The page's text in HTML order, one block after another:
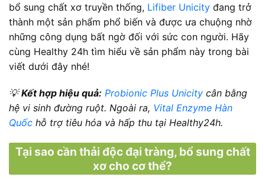
bổ sung chất xơ truyền thống, Lifiber Unicity đang trở
thành một sản phẩm phổ biến và được ưa chuộng nhờ
những công dụng bất ngờ đối với sức con người. Hãy
cùng Healthy 24h tìm hiểu về sản phẩm này trong bài
viết dưới đây nhé!
💡Kết hợp hiệu quả: Probionic Plus Unicity cân bằng
hệ vi sinh đường ruột. Ngoài ra, Vital Enzyme Hàn
Quốc hỗ trợ tiêu hóa và hấp thu tại Healthy24h.
Tại sao cần thải độc đại tràng, bổ sung chất
xơ cho cơ thể?